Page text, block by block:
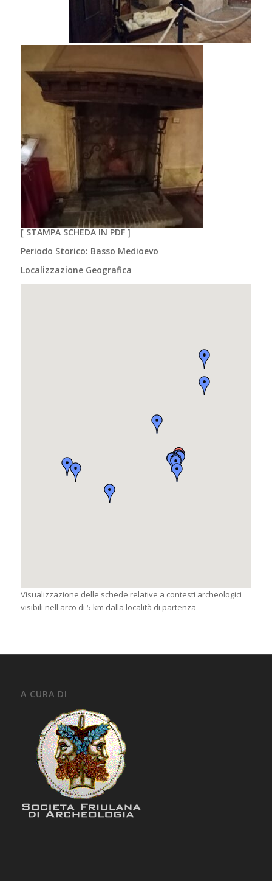
[ STAMPA SCHEDA IN PDF]
Periodo Storico: Basso Medioevo
Localizzazione Geografica
Visualizzazione delle schede relative a contesti archeologici
visibili nell'arco di 5 km dalla località di partenza
A CURA DI